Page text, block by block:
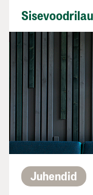
Juhendid